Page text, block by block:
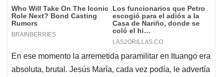
En ese momento la arremetida paramilitar en Ituango era
absoluta, brutal. Jesús María, cada vez podía, le advertía